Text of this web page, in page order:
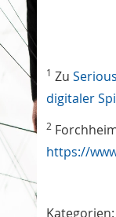
1 Zu
digitaler
2
https://
Kategorien: